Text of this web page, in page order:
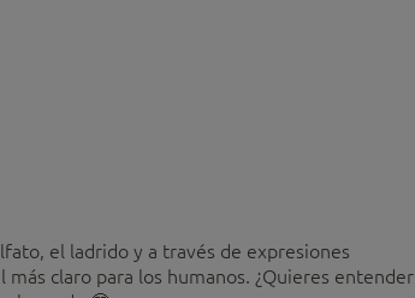
el ladrido y a través de expresiones
claro para los humanos. ¿Quieres entender